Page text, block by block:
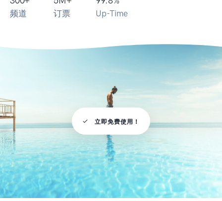
频道 订票 Up-Time
立即免费使用！